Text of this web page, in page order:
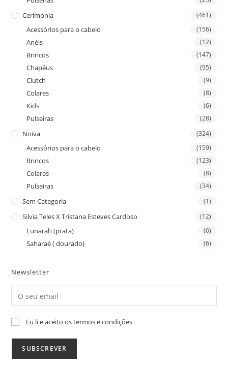
Cerimónia (461)
Acessórios para o cabelo (156)
Anéis (12)
Brincos (147)
Chapéus (95)
Clutch (9)
Colares (8)
Kids (6)
Pulseiras (28)
Noiva (324)
Acessórios para o cabelo (159)
Brincos (123)
Colares (8)
Pulseiras (34)
Sem Categoria (1)
Silvia Teles X Tristana Esteves Cardoso (12)
Lunarah (prata) (6)
Saharaé ( dourado) (6)
Newsletter
Eu li e aceito os termos e condições